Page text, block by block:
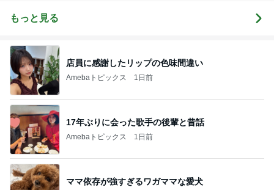
もっと見る
店員に感謝したリップの色味間違い
Amebaトピックス 1日前
17年ぶりに会った歌手の後輩と昔話
Amebaトピックス 1日前
ママ依存が強すぎるワガママな愛犬